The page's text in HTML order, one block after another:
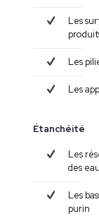
Les
Les
Les
Étanchéité
Les
des
Les
purin